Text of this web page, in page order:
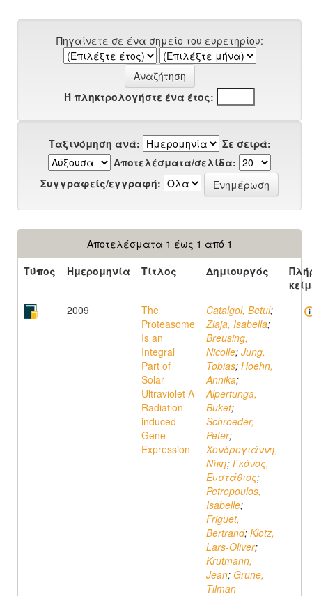
Πηγαίνετε σε ένα σημείο του ευρετηρίου:
Ή πληκτρολογήστε ένα έτος:
Ταξινόμηση ανά:
Σε σειρά:
Αποτελέσματα/σελίδα:
Συγγραφείς/εγγραφή:
Αποτελέσματα 1 έως 1 από 1
Τύπος
Ημερομηνία Τίτλος Δημιουργός
2009
The
Proteasome
Is an
Integral
Part of
Solar
Ultraviolet A
Radiation-
induced
Gene
Expression
Catalgol, Betul;
Ziaja, Isabella;
Breusing,
Nicolle; Jung,
Tobias; Hoehn,
Annika;
Alpertunga,
Buket;
Schroeder,
Peter;
Χονδρογιάννη,
Νίκη; Γκόνος,
Ευστάθιος;
Petropoulos,
Isabelle;
Friguet,
Bertrand; Klotz,
Lars-Oliver;
Krutmann,
Jean; Grune,
Tilman